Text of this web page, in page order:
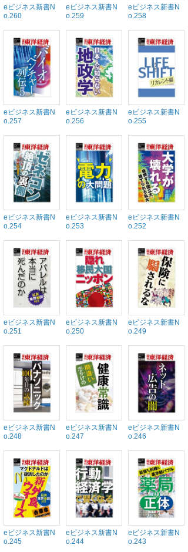
eビジネス新書N
o.260
eビジネス新書N
o.259
eビジネス新書N
o.258
eビジネス新書N
o.257
eビジネス新書N
o.256
eビジネス新書N
o.255
eビジネス新書N
o.254
eビジネス新書N
o.253
eビジネス新書N
o.252
eビジネス新書N
o.251
eビジネス新書N
o.250
eビジネス新書N
o.249
eビジネス新書N
o.248
eビジネス新書N
o.247
eビジネス新書N
o.246
eビジネス新書N
o.245
eビジネス新書N
o.244
eビジネス新書N
o.243